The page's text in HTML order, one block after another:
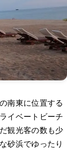
南東に位置する
イベートビーチ
観光客の数も少
砂浜でゆったり